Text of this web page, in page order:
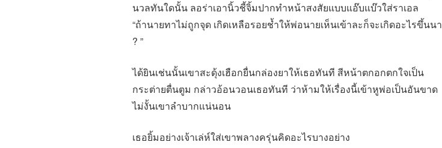
นวลทันใดนั้น ลอร่าเอานิ้วชี้จิ้มปากทำหน้าสงสัยแบบแอ๊บแบ๊วใส่ราเอล
“ถ้านายทาไม่ถูกจุด เกิดเหลือรอยช้ำให้พ่อนายเห็นเข้าละก็จะเกิดอะไรขึ้นนา
? ”
ได้ยินเช่นนั้นเขาสะดุ้งเฮือกยื่นกล่องยาให้เธอทันที สีหน้าตกอกตกใจเป็น
กระต่ายตื่นตูม กล่าวอ้อนวอนเธอทันที ว่าห้ามให้เรื่องนี้เข้าหูพ่อเป็นอันขาด
ไม่งั้นเขาลำบากแน่นอน
เธอยิ้มอย่างเจ้าเล่ห์ใส่เขาพลางครุ่นคิดอะไรบางอย่าง